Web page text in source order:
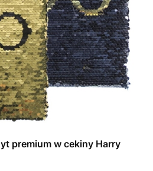
premium w cekiny Harry